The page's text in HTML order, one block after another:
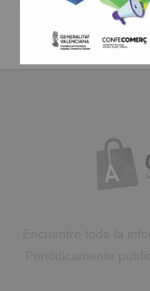
Duis
in
amet
aliquip
Duis